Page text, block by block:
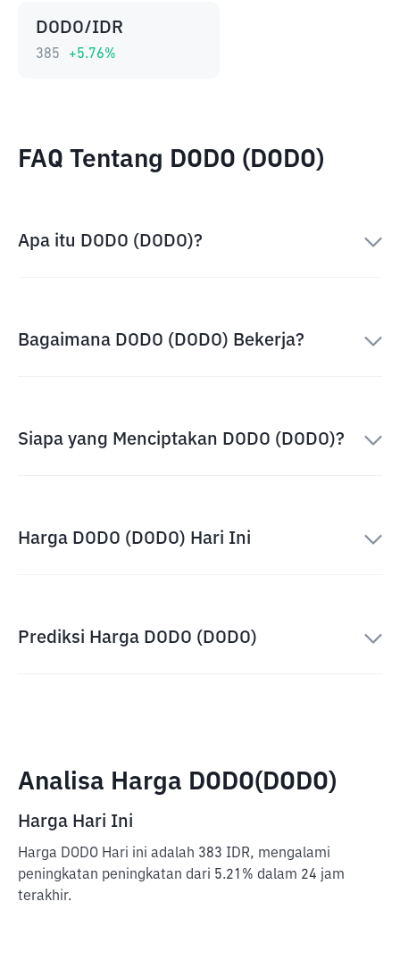
DODO/IDR
385 +5.76%
FAQ Tentang DODO (DODO)
Apa itu DODO (DODO)?
Bagaimana DODO (DODO) Bekerja?
Siapa yang Menciptakan DODO (DODO)?
Harga DODO (DODO) Hari Ini
Prediksi Harga DODO (DODO)
Analisa Harga DODO(DODO)
Harga Hari Ini
Harga DODO Hari ini adalah 383 IDR, mengalami
peningkatan peningkatan dari 5.21% dalam 24 jam
terakhir.